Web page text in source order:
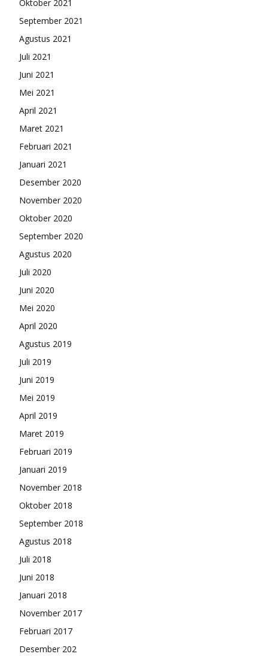
Oktober 2021
September 2021
Agustus 2021
Juli 2021
Juni 2021
Mei 2021
April 2021
Maret 2021
Februari 2021
Januari 2021
Desember 2020
November 2020
Oktober 2020
September 2020
Agustus 2020
Juli 2020
Juni 2020
Mei 2020
April 2020
Agustus 2019
Juli 2019
Juni 2019
Mei 2019
April 2019
Maret 2019
Februari 2019
Januari 2019
November 2018
Oktober 2018
September 2018
Agustus 2018
Juli 2018
Juni 2018
Januari 2018
November 2017
Februari 2017
Desember 202